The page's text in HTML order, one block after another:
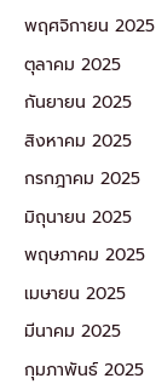
พฤศจิกายน 2025
ตุลาคม 2025
กันยายน 2025
สิงหาคม 2025
กรกฎาคม 2025
มิถุนายน 2025
พฤษภาคม 2025
เมษายน 2025
มีนาคม 2025
กุมภาพันธ์ 2025